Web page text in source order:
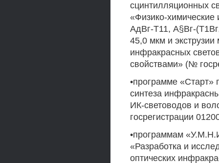
сцинтилляционных
«Физико-
АдВг-Т11, А§Вг-
45,0 мкм и экструзии
инфракрасных
свойствами» (№
•программе «Старт»
синтеза
ИК-световодов и
госрегистрации
•программам
«Разработка и
оптических